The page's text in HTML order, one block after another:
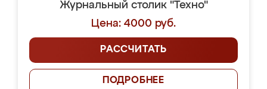
Журнальный столик "Техно"
Цена: 4000 руб.
РАССЧИТАТЬ
ПОДРОБНЕЕ